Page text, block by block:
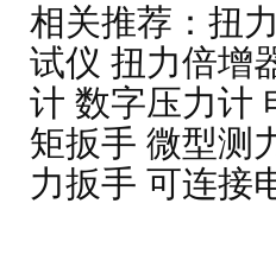
相关推荐： 扭
试仪 扭力倍增
计 数字压力计
矩扳手 微型测
力扳手 可连接